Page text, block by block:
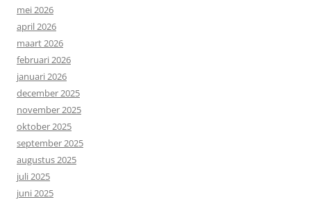
mei 2026
april 2026
maart 2026
februari 2026
januari 2026
december 2025
november 2025
oktober 2025
september 2025
augustus 2025
juli 2025
juni 2025